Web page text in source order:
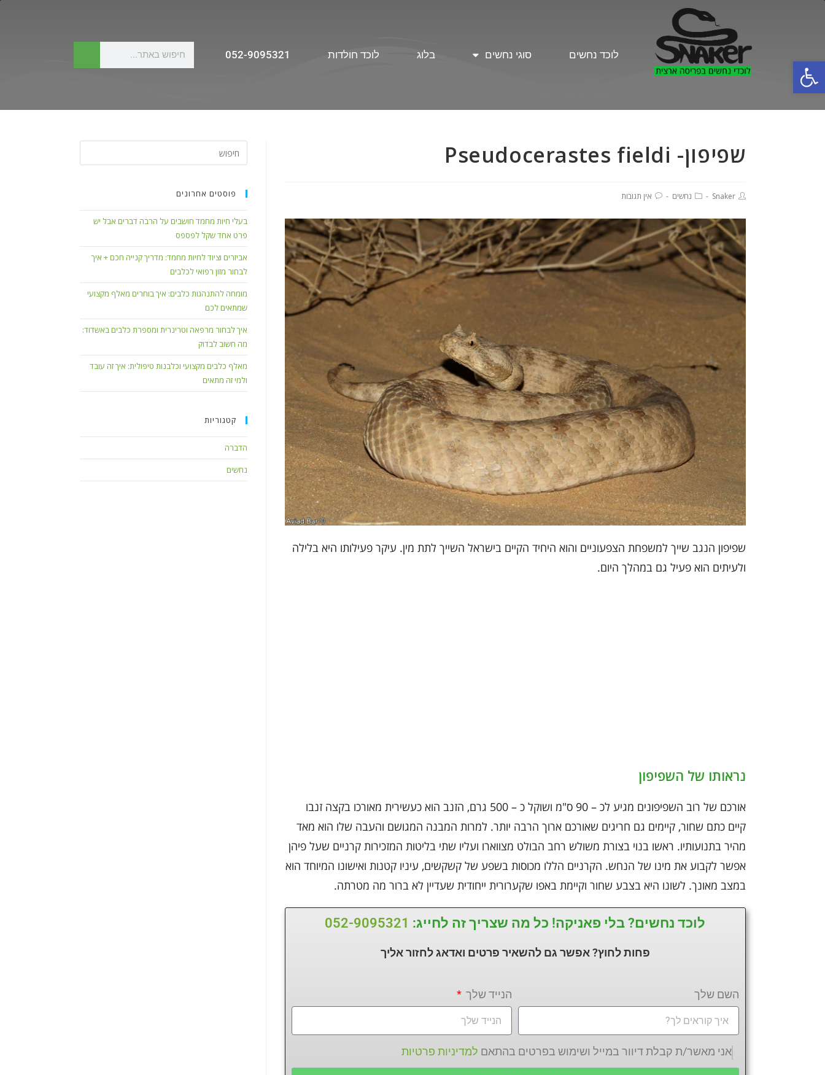
פתח סרגל נגישות לוכד נחשים סוגי נחשים בלוג לוכד חולדות 052-9095321
שפיפון- Pseudocerastes fieldi
Snaker נחשים אין תגובות
שפיפון הנגב שייך למשפחת הצפעוניים והוא היחיד הקיים בישראל השייך לתת מין. עיקר פעילותו היא בלילה
ולעיתים הוא פעיל גם במהלך היום.
נראותו של השפיפון
אורכם של רוב השפיפונים מגיע לכ – 90 ס"מ ושוקל כ – 500 גרם, הזנב הוא כעשירית מאורכו בקצה זנבו
קיים כתם שחור, קיימים גם חריגים שאורכם ארוך הרבה יותר. למרות המבנה המגושם והעבה שלו הוא מאד
מהיר בתנועותיו. ראשו בנוי בצורת משולש רחב הבולט מצווארו ועליו שתי בליטות המזכירות קרניים שעל פיהן
אפשר לקבוע את מינו של הנחש. הקרניים הללו מכוסות בשפע של קשקשים, עיניו קטנות ואישונו המיוחד הוא
במצב מאונך. לשונו היא בצבע שחור וקיימת באפו שקערורית ייחודית שעדיין לא ברור מה מטרתה.
לוכד נחשים? בלי פאניקה! כל מה שצריך זה לחייג: 052-9095321
פחות לחוץ? אפשר גם להשאיר פרטים ואדאג לחזוראליך
השם שלך הנייד שלך
אני מאשר/ת קבלת דיוור במייל ושימוש בפרטים בהתאם למדיניות פרטיות
פוסטים אחרונים
בעלי חיות מחמד חושבים על הרבה דברים אבל יש
פרט אחד שקל לפספס
אביזרים וציוד לחיות מחמד: מדריך קנייה חכם + איך
לבחור מזון רפואי לכלבים
מומחה להתנהגות כלבים: איך בוחרים מאלף מקצועי
שמתאים לכם
איך לבחור מרפאה וטרינרית ומספרת כלבים באשדוד:
מה חשוב לבדוק
מאלף כלבים מקצועי וכלבנות טיפולית: איך זה עובד
ולמי זה מתאים
קטגוריות
הדברה
נחשים